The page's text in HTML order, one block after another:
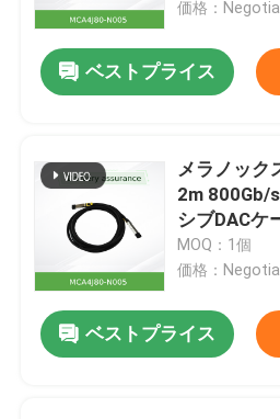
ーサネット
価格：
ベストプライス
メラノック
2m 800Gb/
シブDACケ
MOQ：1個
価格：
ベストプライス